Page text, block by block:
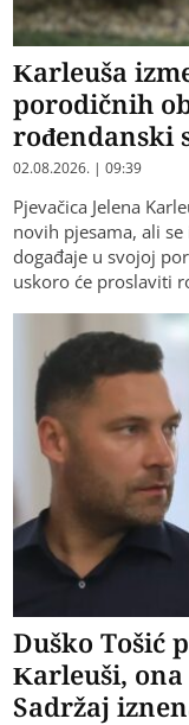
Karleuša
porodičnih
rođendanski
02.08.2026. | 09:39
Pjevačica Jelena
novih pjesama, ali
događaje u svojoj
uskoro će proslaviti
Duško Tošić
Karleuši,
Sadržaj